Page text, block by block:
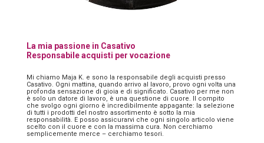
La mia passione in Casativo
Responsabile acquisti per vocazione
Mi chiamo Maja K. e sono la responsabile degli acquisti presso
Casativo. Ogni mattina, quando arrivo al lavoro, provo ogni volta una
profonda sensazione di gioia e di significato. Casativo per me non
è solo un datore di lavoro, è una questione di cuore. Il compito
che svolgo ogni giorno è incredibilmente appagante: la selezione
di tutti i prodotti del nostro assortimento è sotto la mia
responsabilità. E posso assicurarvi che ogni singolo articolo viene
scelto con il cuore e con la massima cura. Non cerchiamo
semplicemente merce – cerchiamo tesori.